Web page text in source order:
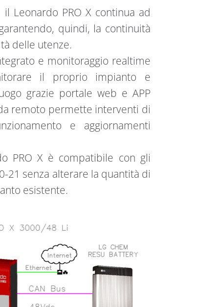
Leonardo PRO X continua ad
quindi, la continuità
delle utenze.
e monitoraggio realtime
il proprio impianto e
grazie portale web e APP
remoto permette interventi di
e aggiornamenti
PRO X è compatibile con gli
21 senza alterare la quantità di
esistente.